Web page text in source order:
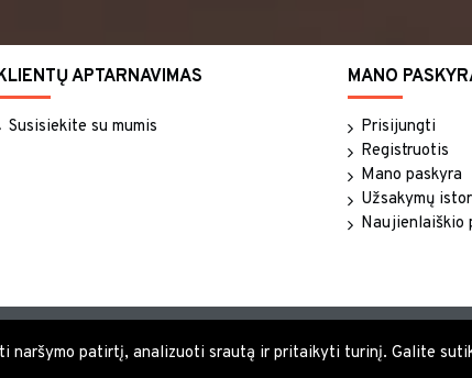
APTARNAVIMAS
Susisiekite su mumis
MANO
Prisijungti
Registruotis
Mano paskyra
Užsakymų
Naujienlaiškio
naršymo patirtį, analizuoti srautą ir pritaikyti turinį. Galite